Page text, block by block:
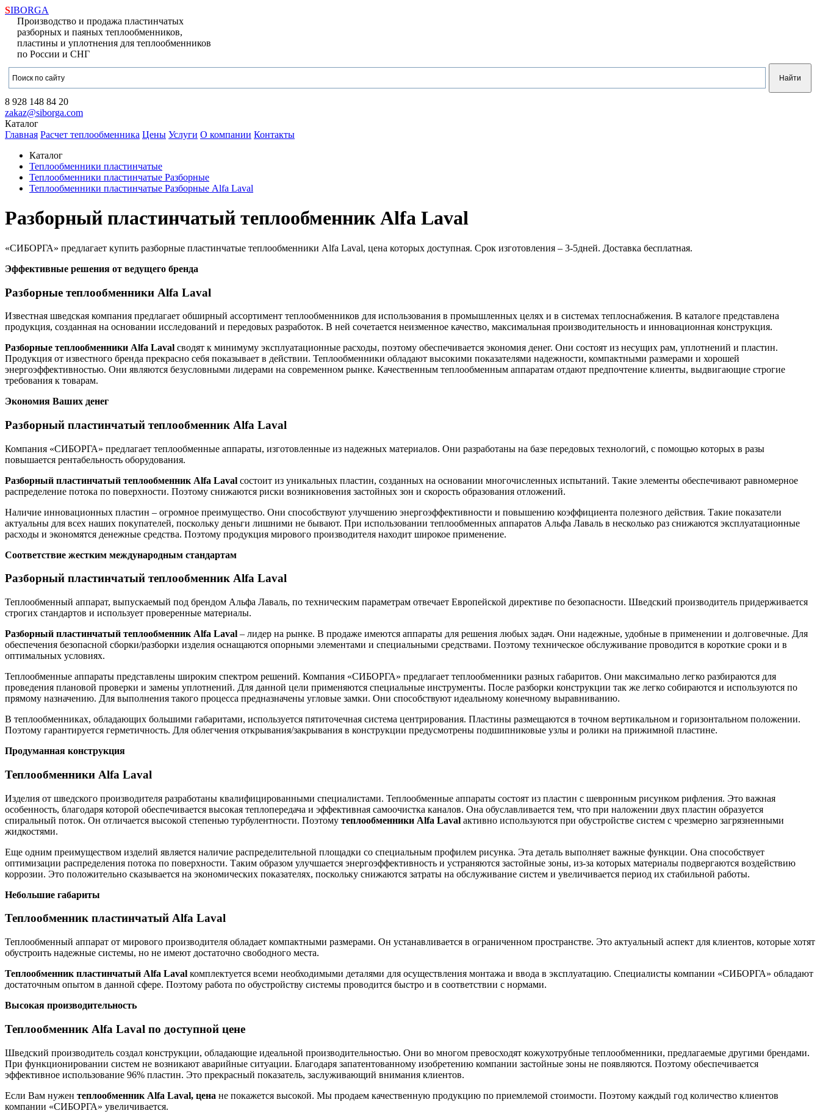
SIBORGA
Производство и продажа пластинчатых
разборных и паяных теплообменников,
пластины и уплотнения для теплообменников
по России и СНГ
8 928 148 84 20
zakaz@siborga.com
Каталог
Главная Расчет теплообменника Цены Услуги О компании Контакты
Каталог
Теплообменники пластинчатые
Теплообменники пластинчатые Разборные
Теплообменники пластинчатые Разборные Alfa Laval
Разборный пластинчатый теплообменник Alfa Laval
«СИБОРГА» предлагает купить разборные пластинчатые теплообменники Alfa Laval, цена которых доступная. Срок изготовления – 3-5дней. Доставка бесплатная.
Эффективные решения от ведущего бренда
Разборные теплообменники Alfa Laval
Известная шведская компания предлагает обширный ассортимент теплообменников для использования в промышленных целях и в системах теплоснабжения. В каталоге представлена
продукция, созданная на основании исследований и передовых разработок. В ней сочетается неизменное качество, максимальная производительность и инновационная конструкция.
Разборные теплообменники Alfa Laval сводят к минимуму эксплуатационные расходы, поэтому обеспечивается экономия денег. Они состоят из несущих рам, уплотнений и пластин.
Продукция от известного бренда прекрасно себя показывает в действии. Теплообменники обладают высокими показателями надежности, компактными размерами и хорошей
энергоэффективностью. Они являются безусловными лидерами на современном рынке. Качественным теплообменным аппаратам отдают предпочтение клиенты, выдвигающие строгие
требования к товарам.
Экономия Ваших денег
Разборный пластинчатый теплообменник Alfa Laval
Компания «СИБОРГА» предлагает теплообменные аппараты, изготовленные из надежных материалов. Они разработаны на базе передовых технологий, с помощью которых в разы
повышается рентабельность оборудования.
Разборный пластинчатый теплообменник Alfa Laval состоит из уникальных пластин, созданных на основании многочисленных испытаний. Такие элементы обеспечивают равномерное
распределение потока по поверхности. Поэтому снижаются риски возникновения застойных зон и скорость образования отложений.
Наличие инновационных пластин – огромное преимущество. Они способствуют улучшению энергоэффективности и повышению коэффициента полезного действия. Такие показатели
актуальны для всех наших покупателей, поскольку деньги лишними не бывают. При использовании теплообменных аппаратов Альфа Лаваль в несколько раз снижаются эксплуатационные
расходы и экономятся денежные средства. Поэтому продукция мирового производителя находит широкое применение.
Соответствие жестким международным стандартам
Разборный пластинчатый теплообменник Alfa Laval
Теплообменный аппарат, выпускаемый под брендом Альфа Лаваль, по техническим параметрам отвечает Европейской директиве по безопасности. Шведский производитель придерживается
строгих стандартов и использует проверенные материалы.
Разборный пластинчатый теплообменник Alfa Laval – лидер на рынке. В продаже имеются аппараты для решения любых задач. Они надежные, удобные в применении и долговечные. Для
обеспечения безопасной сборки/разборки изделия оснащаются опорными элементами и специальными средствами. Поэтому техническое обслуживание проводится в короткие сроки и в
оптимальных условиях.
Теплообменные аппараты представлены широким спектром решений. Компания «СИБОРГА» предлагает теплообменники разных габаритов. Они максимально легко разбираются для
проведения плановой проверки и замены уплотнений. Для данной цели применяются специальные инструменты. После разборки конструкции так же легко собираются и используются по
прямому назначению. Для выполнения такого процесса предназначены угловые замки. Они способствуют идеальному конечному выравниванию.
В теплообменниках, обладающих большими габаритами, используется пятиточечная система центрирования. Пластины размещаются в точном вертикальном и горизонтальном положении.
Поэтому гарантируется герметичность. Для облегчения открывания/закрывания в конструкции предусмотрены подшипниковые узлы и ролики на прижимной пластине.
Продуманная конструкция
Теплообменники Alfa Laval
Изделия от шведского производителя разработаны квалифицированными специалистами. Теплообменные аппараты состоят из пластин с шевронным рисунком рифления. Это важная
особенность, благодаря которой обеспечивается высокая теплопередача и эффективная самоочистка каналов. Она обуславливается тем, что при наложении двух пластин образуется
спиральный поток. Он отличается высокой степенью турбулентности. Поэтому теплообменники Alfa Laval активно используются при обустройстве систем с чрезмерно загрязненными
жидкостями.
Еще одним преимуществом изделий является наличие распределительной площадки со специальным профилем рисунка. Эта деталь выполняет важные функции. Она способствует
оптимизации распределения потока по поверхности. Таким образом улучшается энергоэффективность и устраняются застойные зоны, из-за которых материалы подвергаются воздействию
коррозии. Это положительно сказывается на экономических показателях, поскольку снижаются затраты на обслуживание систем и увеличивается период их стабильной работы.
Небольшие габариты
Теплообменник пластинчатый Alfa Laval
Теплообменный аппарат от мирового производителя обладает компактными размерами. Он устанавливается в ограниченном пространстве. Это актуальный аспект для клиентов, которые хотят
обустроить надежные системы, но не имеют достаточно свободного места.
Теплообменник пластинчатый Alfa Laval комплектуется всеми необходимыми деталями для осуществления монтажа и ввода в эксплуатацию. Специалисты компании «СИБОРГА» обладают
достаточным опытом в данной сфере. Поэтому работа по обустройству системы проводится быстро и в соответствии с нормами.
Высокая производительность
Теплообменник Alfa Laval по доступной цене
Шведский производитель создал конструкции, обладающие идеальной производительностью. Они во многом превосходят кожухотрубные теплообменники, предлагаемые другими брендами.
При функционировании систем не возникают аварийные ситуации. Благодаря запатентованному изобретению компании застойные зоны не появляются. Поэтому обеспечивается
эффективное использование 96% пластин. Это прекрасный показатель, заслуживающий внимания клиентов.
Если Вам нужен теплообменник Alfa Laval, цена не покажется высокой. Мы продаем качественную продукцию по приемлемой стоимости. Поэтому каждый год количество клиентов
компании «СИБОРГА» увеличивается.